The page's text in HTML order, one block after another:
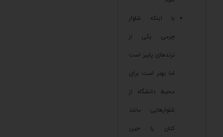
با اینکه شلوار
چرمی یکی از
ترندهای پاییز است
اما بهتر است برای
محیط دانشگاه از
شلوارهایی مانند
کتان یا جین